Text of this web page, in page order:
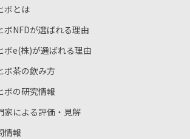
ボとは
ボNFDが選ばれる理由
ボe(株)が選ばれる理由
ボ茶の飲み方
ボの研究情報
家による評価・見解
情報